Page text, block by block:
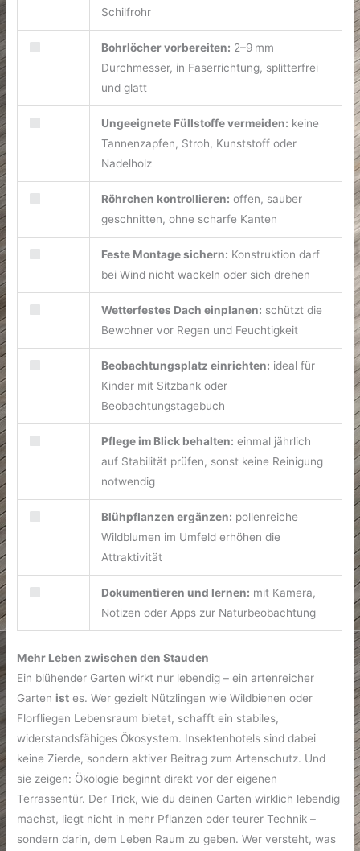
Schilfrohr
Bohrlöcher vorbereiten: 2–9 mm
Durchmesser, in Faserrichtung, splitterfrei
und glatt
Ungeeignete Füllstoffe vermeiden: keine
Tannenzapfen, Stroh, Kunststoff oder
Nadelholz
Röhrchen kontrollieren: offen, sauber
geschnitten, ohne scharfe Kanten
Feste Montage sichern: Konstruktion darf
bei Wind nicht wackeln oder sich drehen
Wetterfestes Dach einplanen: schützt die
Bewohner vor Regen und Feuchtigkeit
Beobachtungsplatz einrichten: ideal für
Kinder mit Sitzbank oder
Beobachtungstagebuch
Pflege im Blick behalten: einmal jährlich
auf Stabilität prüfen, sonst keine Reinigung
notwendig
Blühpflanzen ergänzen: pollenreiche
Wildblumen im Umfeld erhöhen die
Attraktivität
Dokumentieren und lernen: mit Kamera,
Notizen oder Apps zur Naturbeobachtung
Mehr Leben zwischen den Stauden
Ein blühender Garten wirkt nur lebendig – ein artenreicher
Garten ist es. Wer gezielt Nützlingen wie Wildbienen oder
Florfliegen Lebensraum bietet, schafft ein stabiles,
widerstandsfähiges Ökosystem. Insektenhotels sind dabei
keine Zierde, sondern aktiver Beitrag zum Artenschutz. Und
sie zeigen: Ökologie beginnt direkt vor der eigenen
Terrassentür. Der Trick, wie du deinen Garten wirklich lebendig
machst, liegt nicht in mehr Pflanzen oder teurer Technik –
sondern darin, dem Leben Raum zu geben. Wer versteht, was